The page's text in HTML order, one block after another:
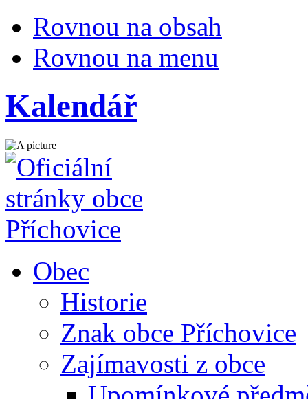
Rovnou na obsah
Rovnou na menu
Kalendář
Obec
Historie
Znak obce Příchovice
Zajímavosti z obce